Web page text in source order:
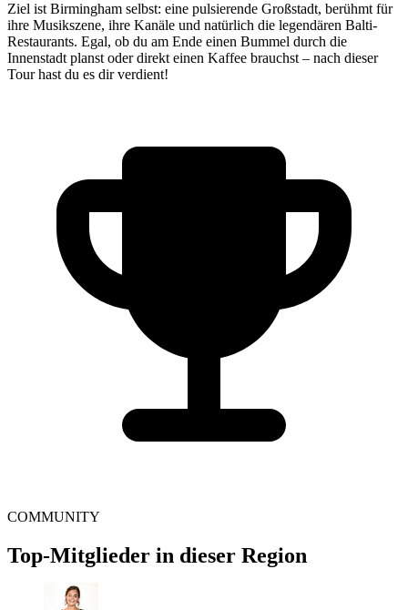
Ziel ist Birmingham selbst: eine pulsierende Großstadt, berühmt für
ihre Musikszene, ihre Kanäle und natürlich die legendären Balti-
Restaurants. Egal, ob du am Ende einen Bummel durch die
Innenstadt planst oder direkt einen Kaffee brauchst – nach dieser
Tour hast du es dir verdient!
COMMUNITY
Top-Mitglieder in dieser Region